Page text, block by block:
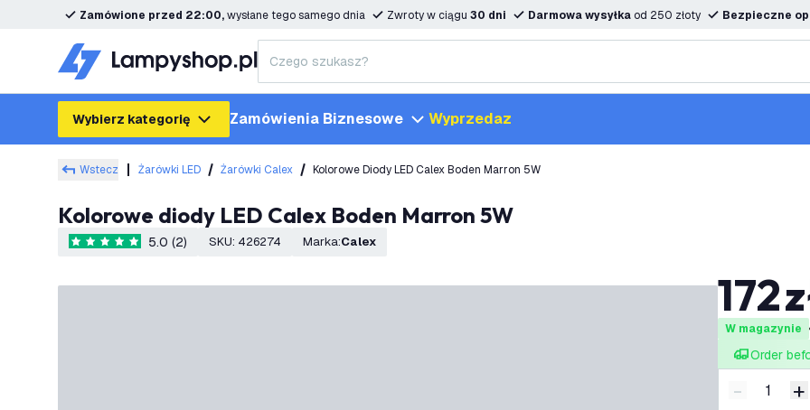
Zamówione przed 22:00,wysłane tego samego dnia Zwroty w ciągu 30 dni Darmowa wysyłka od 250 złoty Bezpieczne
Wybierz kategorię Zamówienia Biznesowe Wyprzedaz
Wstecz Żarówki LED Żarówki Calex Kolorowe Diody LED Calex Boden Marron 5W
Kolorowe diody LED Calex Boden Marron 5W
5 Gwiazdki oceny
5.0 (2) SKU: 426274 Marka: Calex
172
W magazynie
Order
Zmniejsz
- +